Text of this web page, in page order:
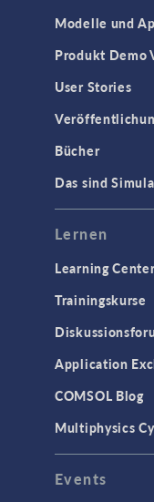
Modelle und
Produkt Demo
User Stories
Bücher
Das sind
Lernen
Learning
Trainingskurse
Application
COMSOL Blog
Multiphysics
Events